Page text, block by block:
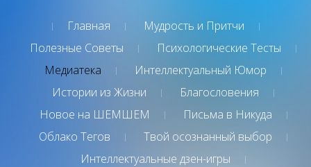
Главная
Мудрость и Притчи
Полезные Советы
Психологические Тесты
Медиатека
Интеллектуальный Юмор
Истории из Жизни
Благословения
Новое на ШЕМШЕМ
Письма в Никуда
Облако Тегов
Твой осознанный выбор
Интеллектуальные дзен-игры